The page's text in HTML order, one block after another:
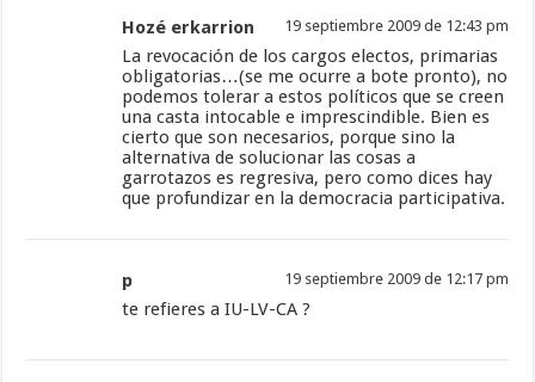
Hozé erkarrion 19 septiembre 2009 de 12:43 pm
La revocación de los cargos electos, primarias
obligatorias…(se me ocurre a bote pronto), no
podemos tolerar a estos políticos que se creen
una casta intocable e imprescindible. Bien es
cierto que son necesarios, porque sino la
alternativa de solucionar las cosas a
garrotazos es regresiva, pero como dices hay
que profundizar en la democracia participativa.
p 19 septiembre 2009 de 12:17 pm
te refieres a IU-LV-CA ?